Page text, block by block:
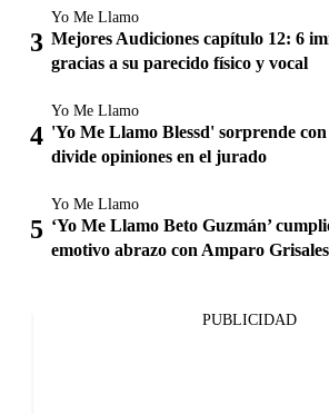
Yo Me Llamo
Mejores Audiciones capítulo 12: 6
gracias a su parecido físico y vocal
Yo Me Llamo
'Yo Me Llamo Blessd' sorprende
divide opiniones en el jurado
Yo Me Llamo
‘Yo Me Llamo Beto Guzmán’
emotivo abrazo con Amparo Grisales
PUBLICIDAD